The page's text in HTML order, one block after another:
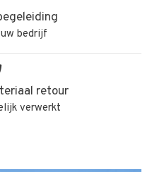
bedrijf
retour
verwerkt